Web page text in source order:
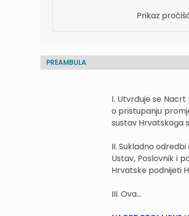
Prikaz
PREAMBULA
I. Utvrđuje se
o pristupanju
sustav Hrvatskoga
II. Sukladno
Ustav, Poslovnik i
Hrvatske podnijeti
III. Ova...